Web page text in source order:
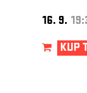
16. 9.
KUP